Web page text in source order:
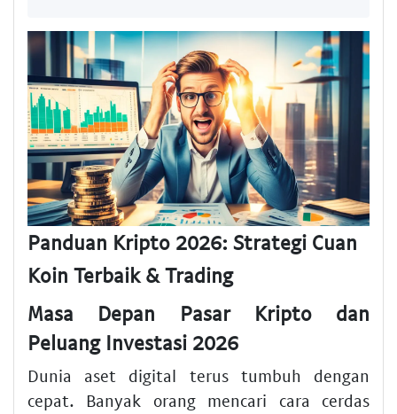
Panduan Kripto 2026: Strategi Cuan
Koin Terbaik & Trading
Masa Depan Pasar Kripto dan
Peluang Investasi 2026
Dunia aset digital terus tumbuh dengan
cepat. Banyak orang mencari cara cerdas